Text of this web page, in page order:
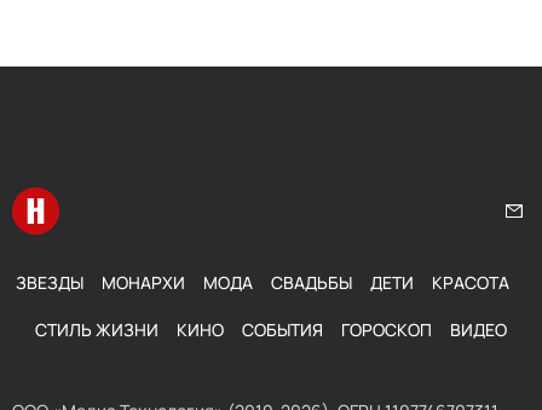
Перейти на главную
ЗВЕЗДЫ МОНАРХИ МОДА СВАДЬБЫ ДЕТИ КРАСОТА
СТИЛЬ ЖИЗНИ КИНО СОБЫТИЯ ГОРОСКОП ВИДЕО